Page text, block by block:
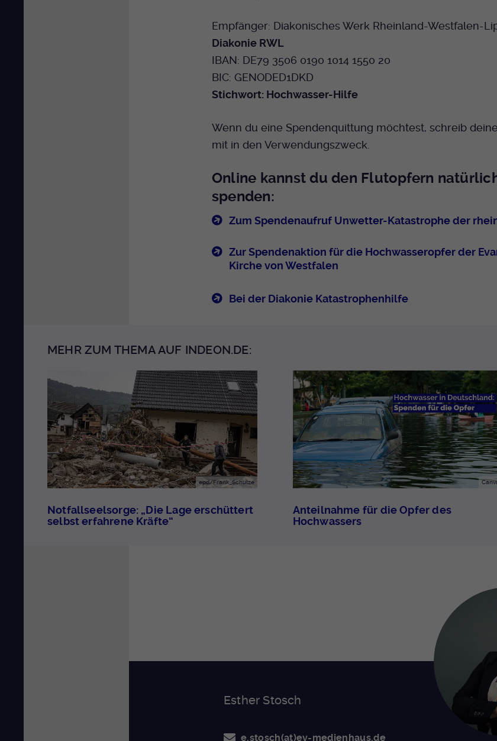
Empfänger: Diakonisches Werk Rheinland-Westfalen-
Diakonie RWL
IBAN: DE79 3506 0190 1014 1550 20
BIC: GENODED1DKD
Stichwort: Hochwasser-Hilfe
Wenn du eine Spendenquittung möchtest, schreib
mit in den Verwendungszweck.
Online kannst du den Flutopfern
spenden:
Zum Spendenaufruf Unwetter-Katastrophe der
Zur Spendenaktion für die Hochwasseropfer der
Kirche von Westfalen
Bei der Diakonie Katastrophenhilfe
MEHR ZUM THEMA AUF INDEON.DE:
epd/Frank_Schulze
Notfallseelsorge: „Die Lage erschüttert
selbst erfahrene Kräfte“
Anteilnahme für die Opfer des
Hochwassers
Esther Stosch
e.stosch(at)ev-medienhaus.de
Zweck
Einstellungen. Eine optionale Nummer